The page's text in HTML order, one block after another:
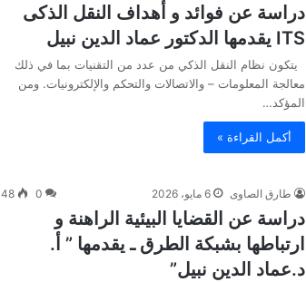
دراسة عن فوائد و أهداف النقل الذكى
ITS يقدمها الدكتور عماد الدين نبيل
يتكون نظام النقل الذكي من عدد من التقنيات بما في ذلك
معالجة المعلومات – والاتصالات والتحكم والإلكترونيات. ومن
المؤكد…
أكمل القراءة »
طارق الصاوى 6 مايو، 2026 0
48
دراسة عن القضايا البيئية الراهنة و
ارتباطها بشبكة الطرق ـ يقدمها ” أ.
د.عماد الدين نبيل”